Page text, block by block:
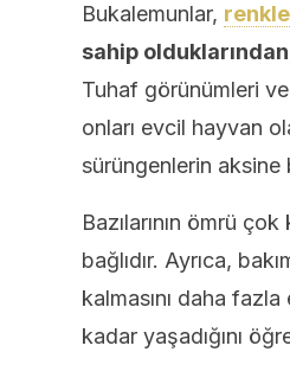
Bukalemunlar,
sahip
Tuhaf görünümleri
onları evcil hayvan
sürüngenlerin aksine
Bazılarının ömrü
bağlıdır. Ayrıca,
kalmasını daha
kadar yaşadığını